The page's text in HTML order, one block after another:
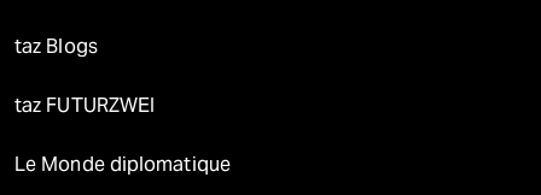
taz Blogs
taz FUTURZWEI
Le Monde diplomatique